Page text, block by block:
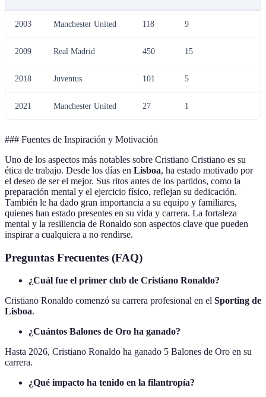
2003 Manchester United 118 9
2009 Real Madrid 450 15
2018 Juventus 101 5
2021 Manchester United 27 1
### Fuentes de Inspiración y Motivación
Uno de los aspectos más notables sobre Cristiano Cristiano es su
ética de trabajo. Desde los días en Lisboa, ha estado motivado por
el deseo de ser el mejor. Sus ritos antes de los partidos, como la
preparación mental y el ejercicio físico, reflejan su dedicación.
También le ha dado gran importancia a su equipo y familiares,
quienes han estado presentes en su vida y carrera. La fortaleza
mental y la resiliencia de Ronaldo son aspectos clave que pueden
inspirar a cualquiera a no rendirse.
Preguntas Frecuentes (FAQ)
¿Cuál fue el primer club de Cristiano Ronaldo?
Cristiano Ronaldo comenzó su carrera profesional en el Sporting de
Lisboa.
¿Cuántos Balones de Oro ha ganado?
Hasta 2026, Cristiano Ronaldo ha ganado 5 Balones de Oro en su
carrera.
¿Qué impacto ha tenido en la filantropía?